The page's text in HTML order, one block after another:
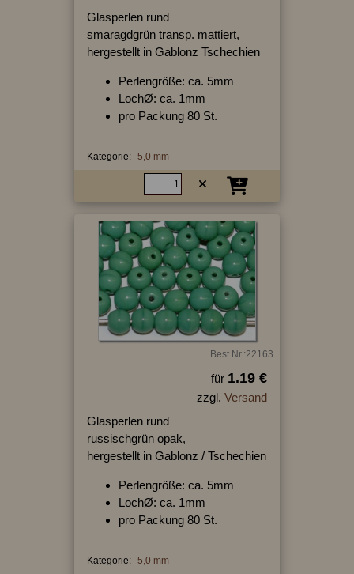
Glasperlen rund
smaragdgrün transp. mattiert,
hergestellt in Gablonz Tschechien
Perlengröße: ca. 5mm
LochØ: ca. 1mm
pro Packung 80 St.
Kategorie: 5,0 mm
Best.Nr.:22163
für 1.19 €
zzgl. Versand
Glasperlen rund
russischgrün opak,
hergestellt in Gablonz / Tschechien
Perlengröße: ca. 5mm
LochØ: ca. 1mm
pro Packung 80 St.
Kategorie: 5,0 mm